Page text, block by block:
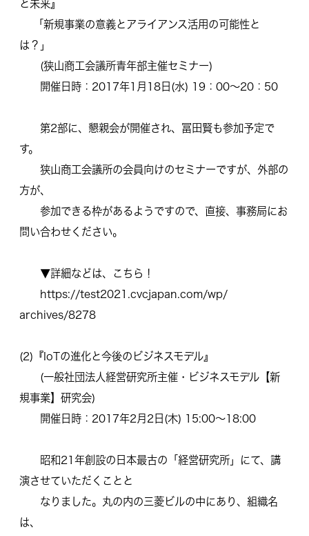
と未来』
「新規事業の意義とアライアンス活用の可能性と
は？」
(狭山商工会議所青年部主催セミナー)
開催日時：2017年1月18日(水) 19：00～20：50
第2部に、懇親会が開催され、冨田賢も参加予定で
す。
狭山商工会議所の会員向けのセミナーですが、外部の
方が、
参加できる枠があるようですので、直接、 事務局にお
問い合わせください。
▼詳細などは、こちら！
https://test2021.cvcjapan.com/wp/
archives/8278
(2)『IoTの進化と今後のビジネスモデル』
(一般社団法人経営研究所主催・ビジネスモデル【新
規事業】 研究会)
開催日時：2017年2月2日(木) 15:00～18:00
昭和21年創設の日本最古の「経営研究所」にて、 講
演させていただくことと
なりました。丸の内の三菱ビルの中にあり、組織名
は、